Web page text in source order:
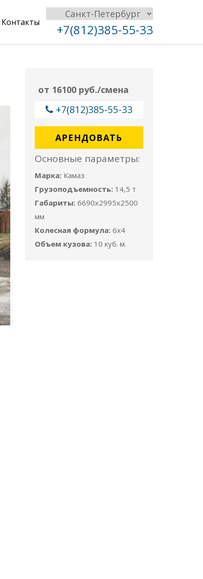
Контакты +7(812)385-55-33
от 16100 руб./смена
+7(812)385-55-33
АРЕНДОВАТЬ
Основные параметры:
Марка: Камаз
Грузоподъемность: 14,5 т
Габариты: 6690x2995x2500
мм
Колесная формула: 6x4
Объем кузова: 10 куб. м.